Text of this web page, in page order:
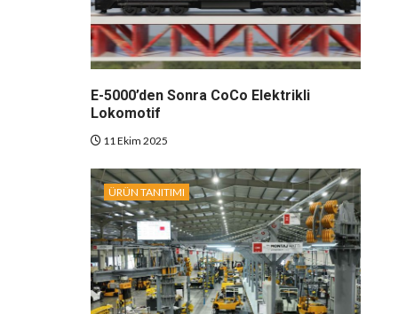
E-5000’den Sonra CoCo Elektrikli
Lokomotif
11 Ekim 2025
ÜRÜN TANITIMI